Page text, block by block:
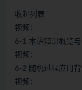
收起列表
视频：
6-1 本讲知识概览
视频：
6-2 随机过程应用
视频：